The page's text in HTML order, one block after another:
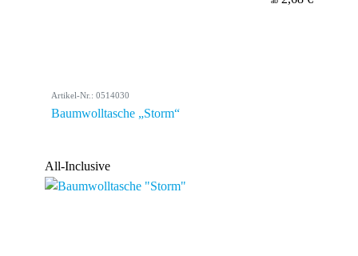
Artikel-Nr.: 0514030
Baumwolltasche „Storm“
All-Inclusive